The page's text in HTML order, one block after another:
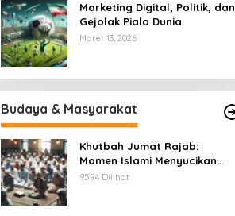
Marketing Digital, Politik, dan
Gejolak Piala Dunia
Maret 13, 2026
Budaya & Masyarakat
Khutbah Jumat Rajab:
Momen Islami Menyucikan
Hati
9594 Dilihat